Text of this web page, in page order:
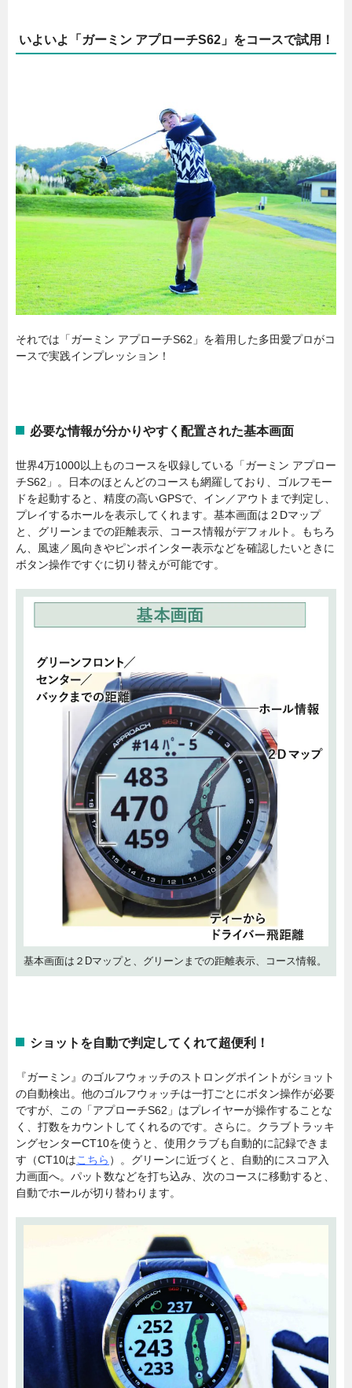
いよいよ「ガーミン アプローチS62」をコースで試用！
それでは「ガーミン アプローチS62」を着用した多田愛プロがコ
ースで実践インプレッション！
必要な情報が分かりやすく配置された基本画面
世界4万1000以上ものコースを収録している「ガーミン アプロー
チS62」。日本のほとんどのコースも網羅しており、ゴルフモー
ドを起動すると、精度の高いGPSで、イン／アウトまで判定し、
プレイするホールを表示してくれます。基本画面は２Dマップ
と、グリーンまでの距離表示、コース情報がデフォルト。もちろ
ん、風速／風向きやピンポインター表示などを確認したいときに
ボタン操作ですぐに切り替えが可能です。
基本画面は２Dマップと、グリーンまでの距離表示、コース情報。
ショットを自動で判定してくれて超便利！
『ガーミン』のゴルフウォッチのストロングポイントがショット
の自動検出。他のゴルフウォッチは一打ごとにボタン操作が必要
ですが、この「アプローチS62」はプレイヤーが操作することな
く、打数をカウントしてくれるのです。さらに。クラブトラッキ
ングセンターCT10を使うと、使用クラブも自動的に記録できま
す（CT10はこちら ）。グリーンに近づくと、自動的にスコア入
力画面へ。パット数などを打ち込み、次のコースに移動すると、
自動でホールが切り替わります。